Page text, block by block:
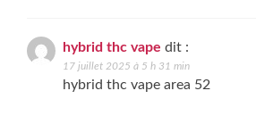
hybrid thc vape dit :
17 juillet 2025 à 5 h 31 min
hybrid thc vape area 52